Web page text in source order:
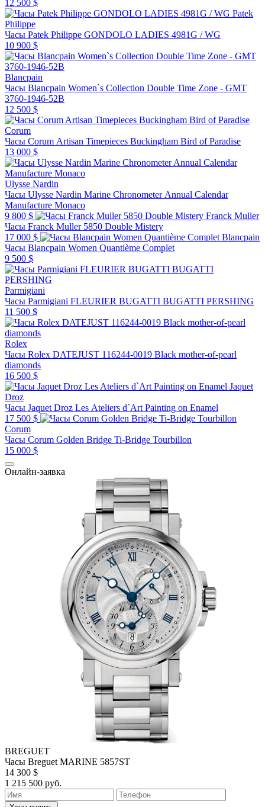
12 500 $
Patek
Philippe
Часы Patek Philippe GONDOLO LADIES 4981G / WG
10 900 $
Blancpain
Часы Blancpain Women`s Collection Double Time Zone - GMT
3760-1946-52B
12 500 $
Corum
Часы Corum Artisan Timepieces Buckingham Bird of Paradise
13 000 $
Ulysse Nardin
Часы Ulysse Nardin Marine Chronometer Annual Calendar
Manufacture Monaco
9 800 $
Franck Muller
Часы Franck Muller 5850 Double Mistery
17 000 $
Blancpain
Часы Blancpain Women Quantième Complet
9 500 $
Parmigiani
Часы Parmigiani FLEURIER BUGATTI BUGATTI PERSHING
11 500 $
Rolex
Часы Rolex DATEJUST 116244-0019 Black mother-of-pearl
diamonds
16 500 $
Jaquet
Droz
Часы Jaquet Droz Les Ateliers d`Art Painting on Enamel
17 500 $
Corum
Часы Corum Golden Bridge Ti-Bridge Tourbillon
15 000 $
Онлайн-заявка
BREGUET
Часы Breguet MARINE 5857ST
14 300 $
1 215 500 руб.